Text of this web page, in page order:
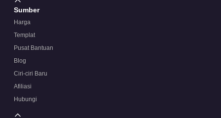
Sumber
Harga
Templat
Pusat Bantuan
Blog
Ciri-ciri Baru
Afiliasi
Hubungi